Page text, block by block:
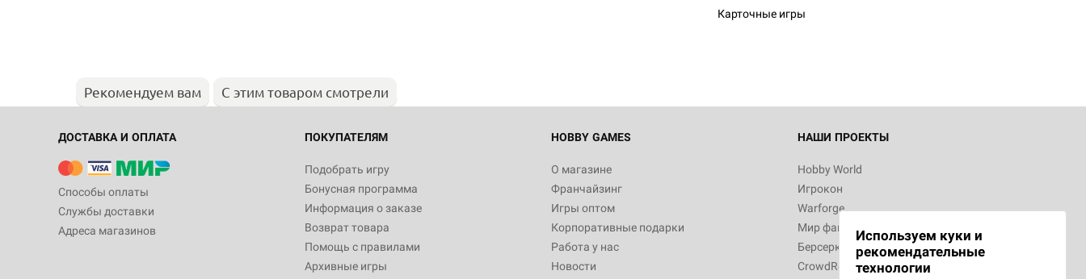
Карточные игры
Рекомендуем вам С этим товаром смотрели
ДОСТАВКА И ОПЛАТА
Способы оплаты
Службы доставки
Адреса магазинов
ПОКУПАТЕЛЯМ
Подобрать игру
Бонусная программа
Информация о заказе
Возврат товара
Помощь с правилами
Архивные игры
HOBBY GAMES
О магазине
Франчайзинг
Игры оптом
Корпоративные подарки
Работа у нас
Новости
НАШИ ПРОЕКТЫ
Hobby World
Игрокон
Warforge
Мир фантастики
Берсерк
CrowdRepublic
Используем куки и
рекомендательные
технологии